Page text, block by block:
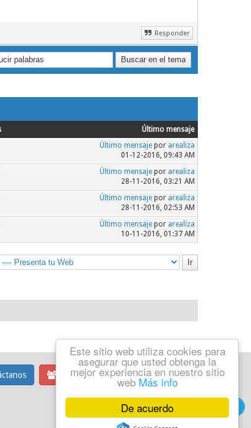
De acuerdo
Este sitio web utiliza cookies para
asegurar que usted obtenga la
mejor experiencia en nuestro sitio
web Más info
Responder
Último mensaje
Último mensajepor arealiza
01-12-2016, 09:43 AM
Último mensajepor arealiza
28-11-2016, 03:21 AM
Último mensajepor arealiza
28-11-2016, 02:53 AM
Último mensajepor arealiza
10-11-2016, 01:37 AM
Equipo del foro